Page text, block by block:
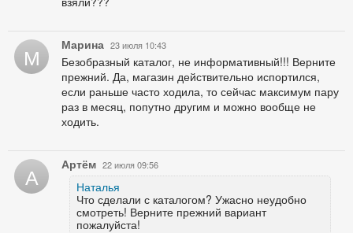
М Марина 23 июля 10:43
Безобразный каталог, не информативный!!! Верните
прежний. Да, магазин действительно испортился,
если раньше часто ходила, то сейчас максимум пару
раз в месяц, попутно другим и можно вообще не
ходить.
А Артём 22 июля 09:56
Наталья
Что сделали с каталогом? Ужасно неудобно
смотреть! Верните прежний вариант
пожалуйста!